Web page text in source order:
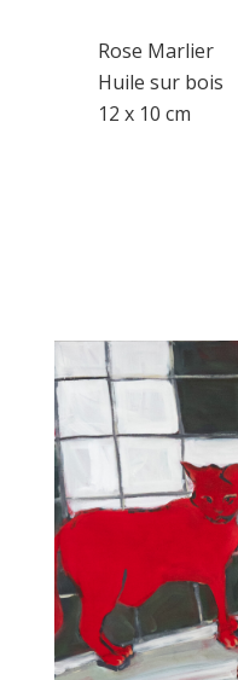
Rose Marlier
Huile sur bois
12 x 10 cm